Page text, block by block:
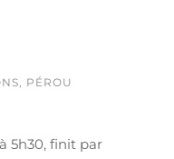
, PÉROU
5h30, finit par